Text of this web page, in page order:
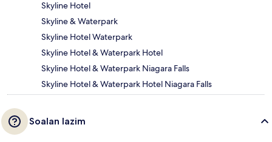
Skyline Hotel
Skyline & Waterpark
Skyline Hotel Waterpark
Skyline Hotel & Waterpark Hotel
Skyline Hotel & Waterpark Niagara Falls
Skyline Hotel & Waterpark Hotel Niagara Falls
Soalan lazim